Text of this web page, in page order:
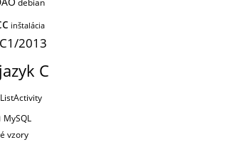
debian
inštalácia
2013
jazyk C
ListActivity
MySQL
vzory